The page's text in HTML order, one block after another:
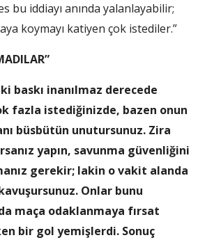
bu iddiayı anında yalanlayabilir;
koymayı katiyen çok istediler.”
baskı inanılmaz derecede
fazla istediğinizde, bazen onun
büsbütün unutursunuz. Zira
yapın, savunma güvenliğini
gerekir; lakin o vakit alanda
Onlar bunu
maça odaklanmaya fırsat
bir gol yemişlerdi. Sonuç